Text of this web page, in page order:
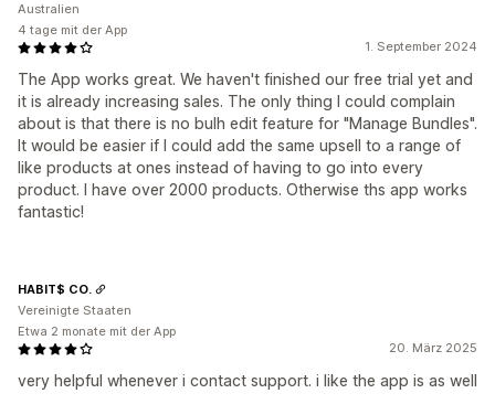
1. September 2024
The App works great. We haven't finished our free trial yet and
it is already increasing sales. The only thing I could complain
about is that there is no bulh edit feature for "Manage Bundles".
It would be easier if I could add the same upsell to a range of
like products at ones instead of having to go into every
product. I have over 2000 products. Otherwise ths app works
fantastic!
Australien
4 tage mit der App
20. März 2025
very helpful whenever i contact support. i like the app is as well
HABIT$ CO.
Vereinigte Staaten
Etwa 2 monate mit der App